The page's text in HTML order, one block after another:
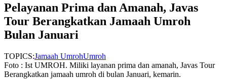
Pelayanan Prima dan Amanah, Javas
Tour Berangkatkan Jamaah Umroh
Bulan Januari
TOPICS:Jamaah UmrohUmroh
Foto : Ist UMROH. Miliki layanan prima dan amanah, Javas Tour
Berangkatkan jamaah umroh di bulan Januari, kemarin.